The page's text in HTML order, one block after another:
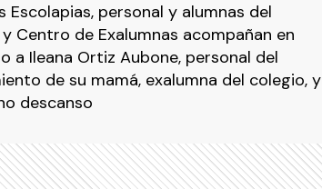
Escolapias, personal y alumnas del
Centro de Exalumnas acompañan en
Ileana Ortiz Aubone, personal del
de su mamá, exalumna del colegio, y
descanso